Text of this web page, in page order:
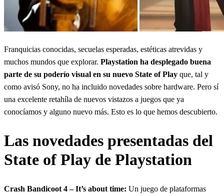
Franquicias conocidas, secuelas esperadas, estéticas atrevidas y
muchos mundos que explorar. Playstation ha desplegado buena
parte de su poderío visual en su nuevo State of Play que, tal y
como avisó Sony, no ha incluido novedades sobre hardware. Pero sí
una excelente retahíla de nuevos vistazos a juegos que ya
conocíamos y alguno nuevo más. Esto es lo que hemos descubierto.
Las novedades presentadas del
State of Play de Playstation
Crash Bandicoot 4 – It’s about time: Un juego de plataformas